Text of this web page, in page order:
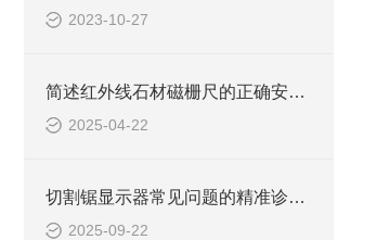
2023-10-27
简述红外线石材磁栅尺的正确安装步骤及注意事项
2025-04-22
切割锯显示器常见问题的精准诊断与快速解决方法分享
2025-09-22